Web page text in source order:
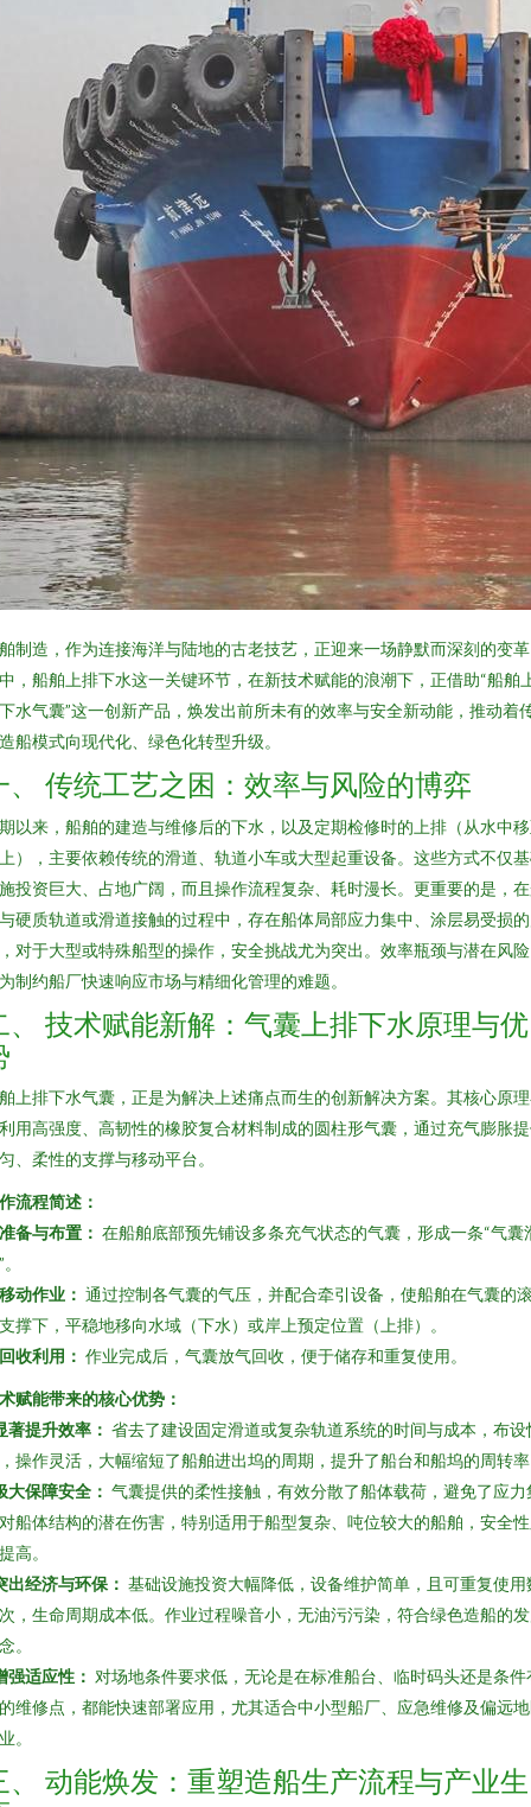
制造，作为连接海洋与陆地的古老技艺，正迎来一场静默而深刻的变
，船舶上排下水这一关键环节，在新技术赋能的浪潮下，正借助“船舶
水气囊”这一创新产品，焕发出前所未有的效率与安全新动能，推动着
船模式向现代化、绿色化转型升级。
、 传统工艺之困：效率与风险的博弈
以来，船舶的建造与维修后的下水，以及定期检修时的上排（从水中
），主要依赖传统的滑道、轨道小车或大型起重设备。这些方式不仅
投资巨大、占地广阔，而且操作流程复杂、耗时漫长。更重要的是，
硬质轨道或滑道接触的过程中，存在船体局部应力集中、涂层易受损
对于大型或特殊船型的操作，安全挑战尤为突出。效率瓶颈与潜在风
制约船厂快速响应市场与精细化管理的难题。
、 技术赋能新解：气囊上排下水原理与优
上排下水气囊，正是为解决上述痛点而生的创新解决方案。其核心原
用高强度、高韧性的橡胶复合材料制成的圆柱形气囊，通过充气膨胀
、柔性的支撑与移动平台。
流程简述：
准备与布置： 在船舶底部预先铺设多条充气状态的气囊，形成一条“气囊
移动作业： 通过控制各气囊的气压，并配合牵引设备，使船舶在气囊的
撑下，平稳地移向水域（下水）或岸上预定位置（上排）。
回收利用： 作业完成后，气囊放气回收，便于储存和重复使用。
赋能带来的核心优势：
著提升效率： 省去了建设固定滑道或复杂轨道系统的时间与成本，布设
操作灵活，大幅缩短了船舶进出坞的周期，提升了船台和船坞的周转
大保障安全： 气囊提供的柔性接触，有效分散了船体载荷，避免了应力
船体结构的潜在伤害，特别适用于船型复杂、吨位较大的船舶，安全
高。
出经济与环保： 基础设施投资大幅降低，设备维护简单，且可重复使用
，生命周期成本低。作业过程噪音小，无油污污染，符合绿色造船的
。
强适应性： 对场地条件要求低，无论是在标准船台、临时码头还是条件
维修点，都能快速部署应用，尤其适合中小型船厂、应急维修及偏远
。
、 动能焕发：重塑造船生产流程与产业生